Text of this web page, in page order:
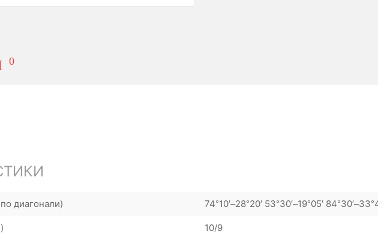
0
диагонали) 74°10′–28°20′ 53°30′–19°05′
10/9